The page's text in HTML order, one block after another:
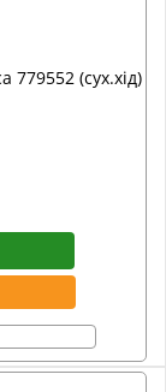
(сух.хід)